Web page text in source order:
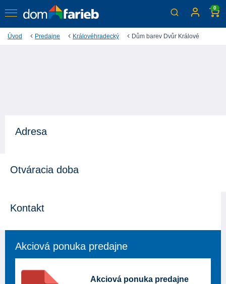
0
Úvod Predajne Královéhradecký Dům barev Dvůr Králové
Adresa
Otváracia doba
Kontakt
Akciová ponuka predajne
Akciová ponuka predajne